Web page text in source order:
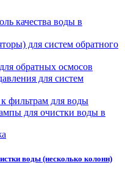
качества воды в
для систем обратного
обратных осмосов
для систем
фильтрам для воды
для очистки воды в
воды (несколько колонн)